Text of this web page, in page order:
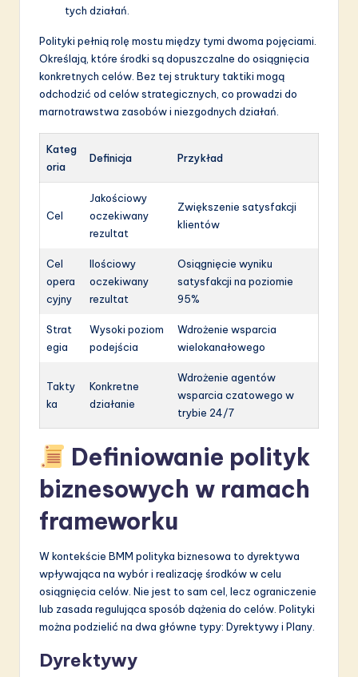
tych działań.
Polityki pełnią rolę mostu między tymi dwoma pojęciami.
Określają, które środki są dopuszczalne do osiągnięcia
konkretnych celów. Bez tej struktury taktiki mogą
odchodzić od celów strategicznych, co prowadzi do
marnotrawstwa zasobów i niezgodnych działań.
Kateg
oria
Definicja Przykład
Cel
Jakościowy
oczekiwany
rezultat
Zwiększenie satysfakcji
klientów
Cel
opera
cyjny
Ilościowy
oczekiwany
rezultat
Osiągnięcie wyniku
satysfakcji na poziomie
95%
Strat
egia
Wysoki poziom
podejścia
Wdrożenie wsparcia
wielokanałowego
Takty
ka
Konkretne
działanie
Wdrożenie agentów
wsparcia czatowego w
trybie 24/7
Definiowanie polityk
biznesowych w ramach
frameworku
W kontekście BMM polityka biznesowa to dyrektywa
wpływająca na wybór i realizację środków w celu
osiągnięcia celów. Nie jest to sam cel, lecz ograniczenie
lub zasada regulująca sposób dążenia do celów. Polityki
można podzielić na dwa główne typy: Dyrektywy i Plany.
Dyrektywy